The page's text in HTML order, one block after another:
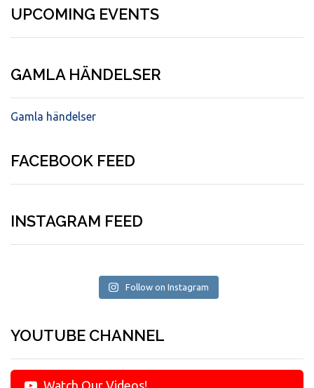
UPCOMING EVENTS
GAMLA HÄNDELSER
Gamla händelser
FACEBOOK FEED
INSTAGRAM FEED
Follow on Instagram
YOUTUBE CHANNEL
Watch Our Videos!